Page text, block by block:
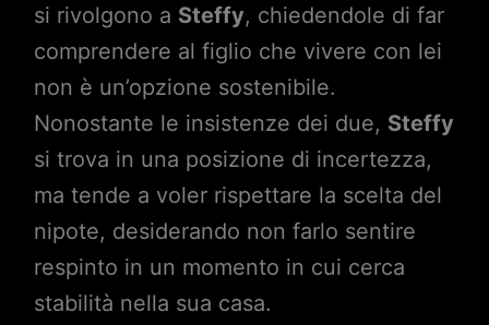
si rivolgono a Steffy, chiedendole di far
comprendere al figlio che vivere con lei
non è un’opzione sostenibile.
Nonostante le insistenze dei due, Steffy
si trova in una posizione di incertezza,
ma tende a voler rispettare la scelta del
nipote, desiderando non farlo sentire
respinto in un momento in cui cerca
stabilità nella sua casa.